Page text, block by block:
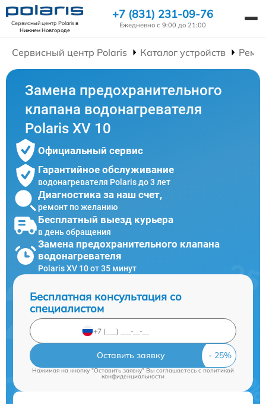
Сервисный центр Polarisв
Нижнем Новгороде
+7 (831) 231-09-76
Ежедневно с 9:00 до 21:00
Сервисный центр Polaris Каталог устройств
Замена предохранительного
клапана водонагревателя
Polaris XV 10
Официальный сервис
Гарантийное обслуживание
водонагревателя Polaris до 3 лет
Диагностика за наш счет,
ремонт по желанию
Бесплатный выезд курьера
в день обращения
Замена предохранительного клапана
водонагревателя
Polaris XV 10 от 35 минут
Бесплатная консультация со
специалистом
Оставить заявку
Нажимая на кнопку "Оставить заявку" Вы соглашаетесь cполитикой
конфиденциальности